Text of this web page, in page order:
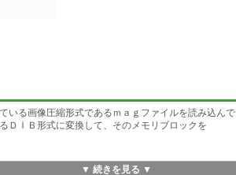
る画像圧縮形式であるｍａｇファイルを読み込んで
ＤＩＢ形式に変換して、そのメモリブロックを
▼ 続きを見る ▼